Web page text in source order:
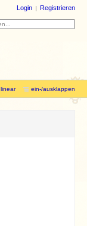
Login Registrieren
linear ein-/ausklappen